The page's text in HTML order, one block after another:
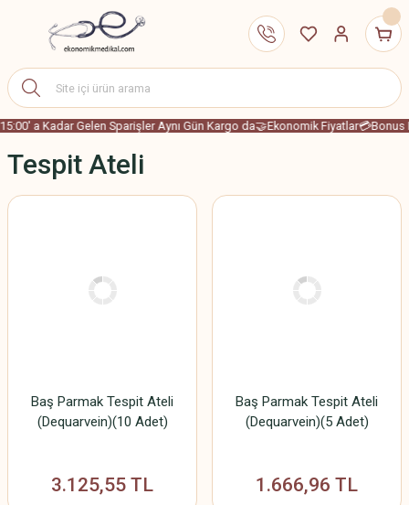
a Kadar Gelen Sparişler Aynı Gün Kargo da🤝Ekonomik Fiyatlar💳Bonus
Tespit Ateli
Baş Parmak Tespit Ateli
(Dequarvein)(10 Adet)
3.125,55 TL
Baş Parmak Tespit Ateli
(Dequarvein)(5 Adet)
1.666,96 TL